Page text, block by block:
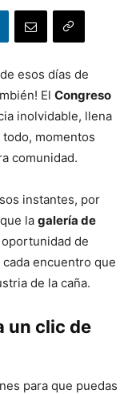
esos días de
El Congreso
inolvidable, llena
momentos
comunidad.
instantes, por
la galería de
de
encuentro que
de la caña.
un clic de
para que puedas